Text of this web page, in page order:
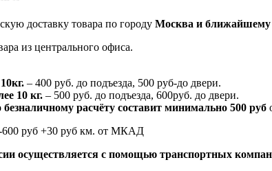
доставку товара по городу Москва и
из центрального офиса.
– 400 руб. до подъезда, 500 руб-до двери.
10 кг. – 500 руб. до подъезда, 600руб. до двери.
расчёту составит минимально 500 руб
600 руб +30 руб км. от МКАД
осуществляется с помощью транспортных